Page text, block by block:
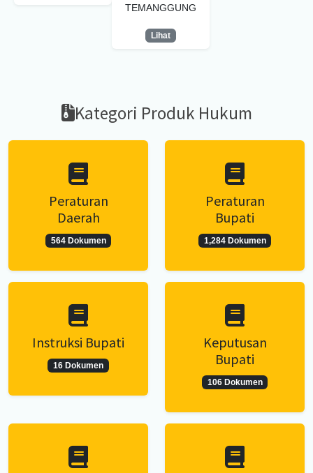
TEMANGGUNG
Lihat
Kategori Produk Hukum
Peraturan
Daerah
564 Dokumen
Peraturan
Bupati
1,284 Dokumen
Instruksi Bupati
16 Dokumen
Keputusan
Bupati
106 Dokumen